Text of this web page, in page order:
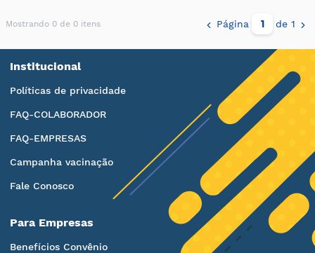
Mostrando 0 de 0 itens Página de 1
Institucional
Políticas de privacidade
FAQ-COLABORADOR
FAQ-EMPRESAS
Campanha vacinação
Fale Conosco
Para Empresas
Benefícios Convênio